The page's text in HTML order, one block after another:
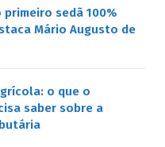
sedã 100%
Mário Augusto de
o que o
saber sobre a